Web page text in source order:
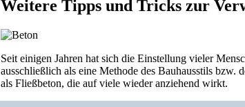
Weitere Tipps und Tricks zur
Seit einigen Jahren hat sich die Einstellung vieler
ausschließlich als eine Methode des Bauhausstils bzw.
als Fließbeton, die auf viele wieder anziehend wirkt.